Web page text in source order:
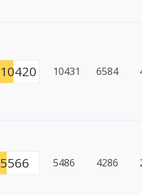
10420 10431 6584
5566 5486 4286